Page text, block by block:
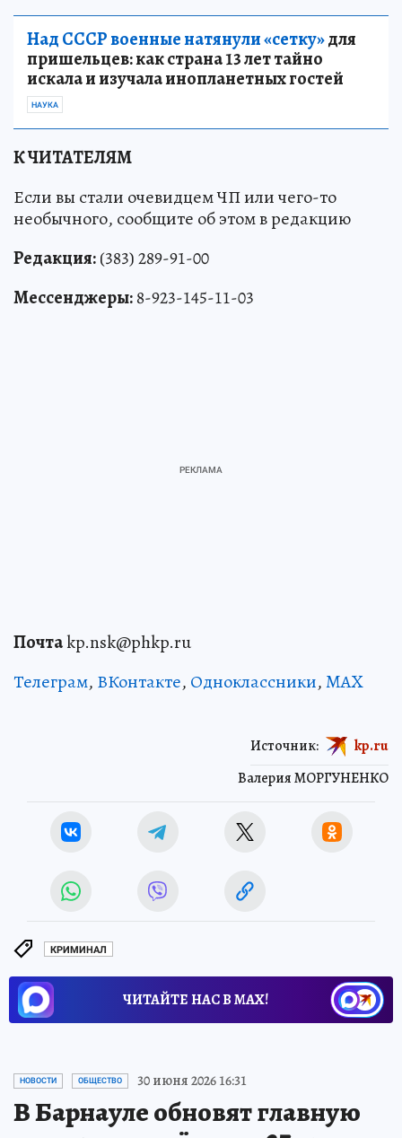
Над СССР военные натянули «сетку»для
пришельцев: как страна 13 лет тайно
искала и изучала инопланетных гостей
НАУКА
К ЧИТАТЕЛЯМ
Если вы стали очевидцем ЧП или чего-то
необычного, сообщите об этом в редакцию
Редакция:(383) 289-91-00
Мессенджеры:8-923-145-11-03
Почтаkp.nsk@phkp.ru
Телеграм, ВКонтакте, Одноклассники,MAX
Валерия МОРГУНЕНКО
Источник: kp.ru
КРИМИНАЛ
ЧИТАЙТЕ НАС В МАХ!
НОВОСТИ ОБЩЕСТВО 30 июня 2026 16:31
В Барнауле обновят главную